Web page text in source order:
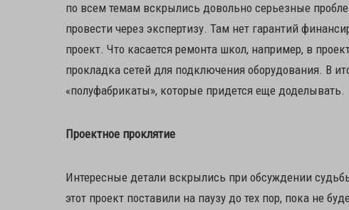
по всем темам вскрылись довольно серьезные
провести через экспертизу. Там нет гарантий
проект. Что касается ремонта школ, например, в
прокладка сетей для подключения оборудования. В
«полуфабрикаты», которые придется еще доделывать.
Проектное проклятие
Интересные детали вскрылись при обсуждении
этот проект поставили на паузу до тех пор, пока не